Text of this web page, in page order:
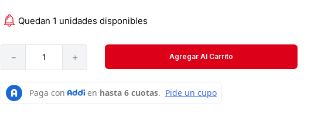
Quedan 1 unidades disponibles
＋
－ Agregar Al Carrito
Velociti
Short